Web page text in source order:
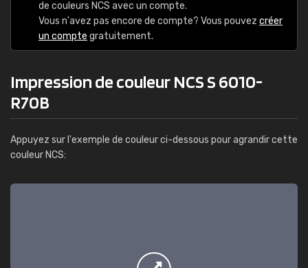
de couleurs NCS avec un compte.
Vous n'avez pas encore de compte? Vous pouvez créer
un compte gratuitement.
Impression de couleur NCS S 6010-
R70B
Appuyez sur l'exemple de couleur ci-dessous pour agrandir cette
couleur NCS: